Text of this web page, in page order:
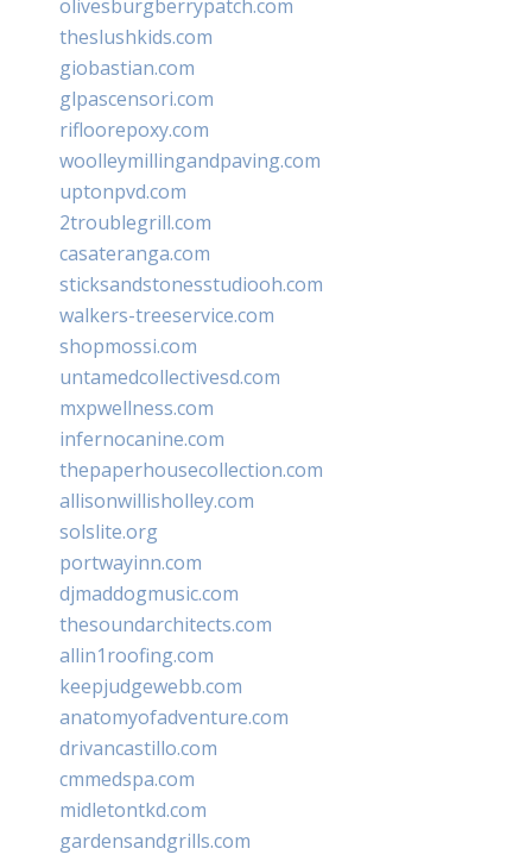
olivesburgberrypatch.com
theslushkids.com
giobastian.com
glpascensori.com
rifloorepoxy.com
woolleymillingandpaving.com
uptonpvd.com
2troublegrill.com
casateranga.com
sticksandstonesstudiooh.com
walkers-treeservice.com
shopmossi.com
untamedcollectivesd.com
mxpwellness.com
infernocanine.com
thepaperhousecollection.com
allisonwillisholley.com
solslite.org
portwayinn.com
djmaddogmusic.com
thesoundarchitects.com
allin1roofing.com
keepjudgewebb.com
anatomyofadventure.com
drivancastillo.com
cmmedspa.com
midletontkd.com
gardensandgrills.com